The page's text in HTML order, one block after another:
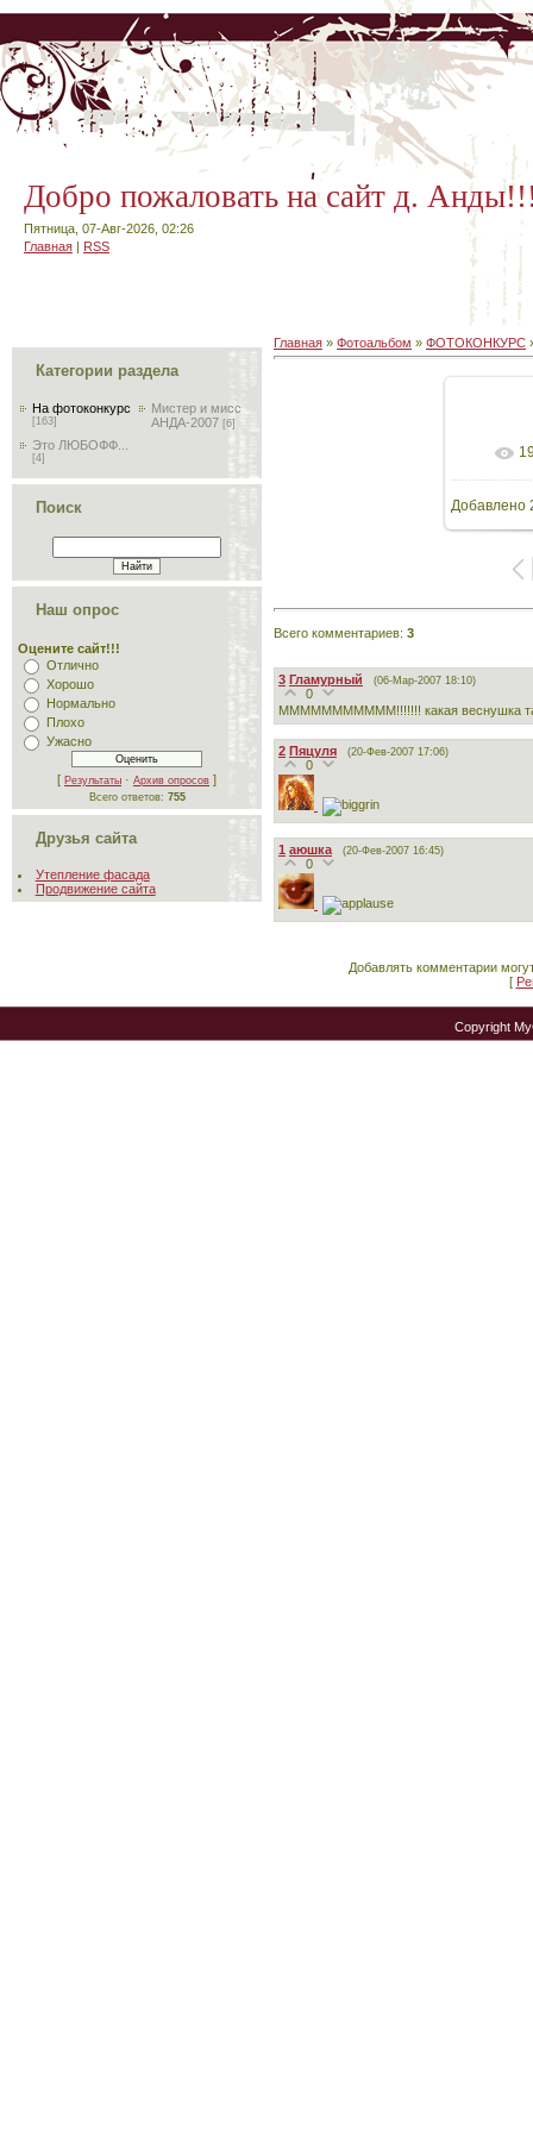
Добро пожаловать на сайт д.
Пятница, 07-Авг-2026, 02:26
Главная | RSS
Категории раздела
На фотоконкурс
[163]
Мистер и мисс
АНДА-2007 [6]
Это ЛЮБОФФ...
[4]
Поиск
Наш опрос
Оцените сайт!!!
Отлично
Хорошо
Нормально
Плохо
Ужасно
[ Результаты · Архив опросов ]
Всего ответов: 755
Друзья сайта
Утепление фасада
Продвижение сайта
Главная » Фотоальбом » ФОТОКОНКУРС
В
Добавлено
Всего комментариев: 3
3 Гламурный (06-Мар-2007 18:10)
0
МММММММММММ!!!!!!! какая веснушка та
2 Пяцуля (20-Фев-2007 17:06)
0
1 аюшка (20-Фев-2007 16:45)
0
Добавлять комментарии
[
Copyright